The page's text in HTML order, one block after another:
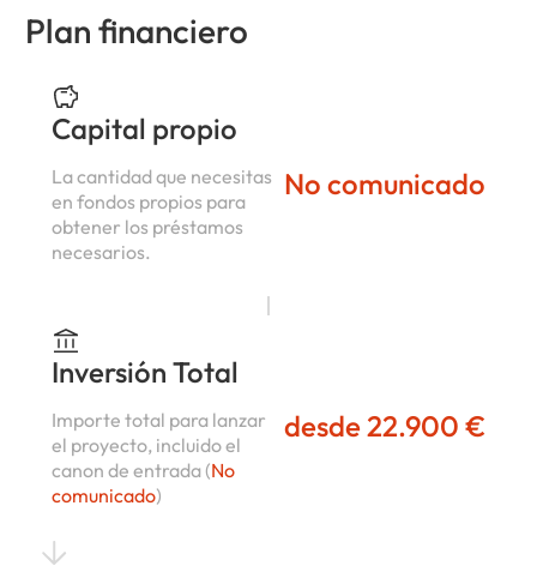
Plan financiero
Capital propio
La cantidad que necesitas
en fondos propios para
obtener los préstamos
necesarios.
No comunicado
Inversión Total
Importe total para lanzar
el proyecto, incluido el
canon de entrada (No
comunicado)
desde 22.900 €